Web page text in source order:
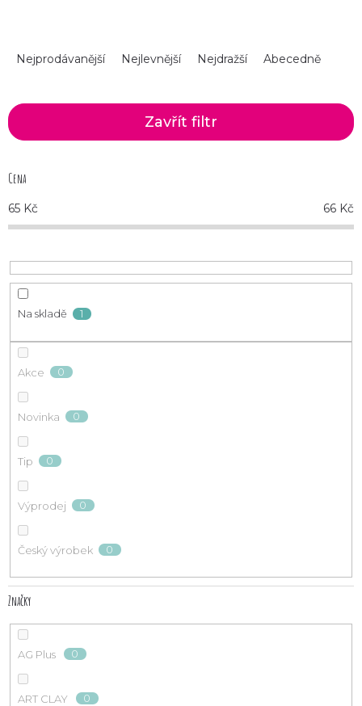
z
n
í
p
Nejprodávanější Nejlevnější Nejdražší Abecedně
Zavřít filtr
Cena
65 Kč 66 Kč
Na skladě 1
Akce 0
Novinka 0
Tip 0
Výprodej 0
Český výrobek 0
Značky
AG Plus 0
ART CLAY 0